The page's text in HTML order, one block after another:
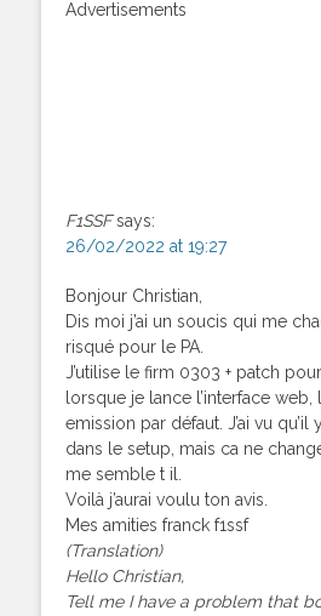
Advertisements
F1SSF says:
26/02/2022 at 19:27
Bonjour Christian,
Dis moi j’ai un soucis qui me
risqué pour le PA.
J’utilise le firm 0303 + patch
lorsque je lance l’interface web,
emission par défaut. J’ai vu qu’il
dans le setup, mais ca ne
me semble t il.
Voilà j’aurai voulu ton avis.
Mes amities franck f1ssf
(Translation)
Hello Christian,
Tell me I have a problem that